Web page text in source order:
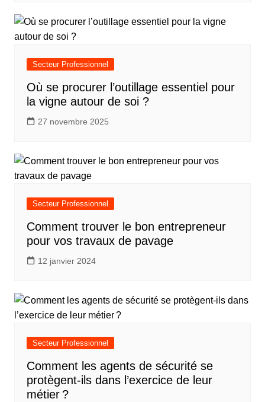
Secteur Professionnel
Où se procurer l’outillage essentiel pour
la vigne autour de soi ?
27 novembre 2025
Secteur Professionnel
Comment trouver le bon entrepreneur
pour vos travaux de pavage
12 janvier 2024
Secteur Professionnel
Comment les agents de sécurité se
protègent-ils dans l’exercice de leur
métier ?